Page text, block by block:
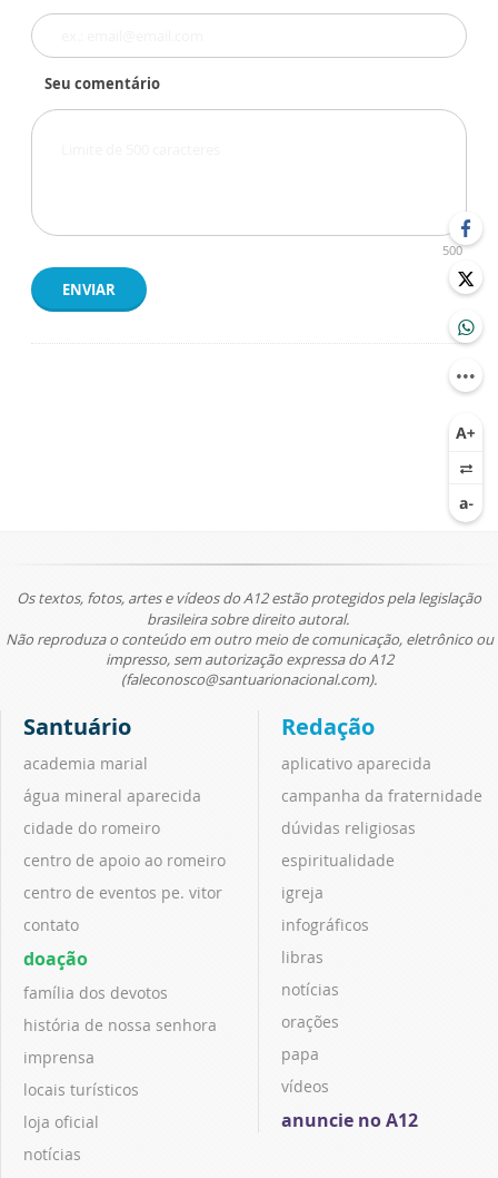
Seu comentário
500
ENVIAR
Os textos, fotos, artes e vídeos do A12 estão protegidos pela legislação
brasileira sobre direito autoral.
Não reproduza o conteúdo em outro meio de comunicação, eletrônico ou
impresso, sem autorização expressa do A12
(faleconosco@santuarionacional.com).
Santuário
academia marial
água mineral aparecida
cidade do romeiro
centro de apoio ao romeiro
centro de eventos pe. vitor
contato
doação
família dos devotos
história de nossa senhora
imprensa
locais turísticos
loja oficial
notícias
Redação
aplicativo aparecida
campanha da fraternidade
dúvidas religiosas
espiritualidade
igreja
infográficos
libras
notícias
orações
papa
vídeos
anuncie no A12